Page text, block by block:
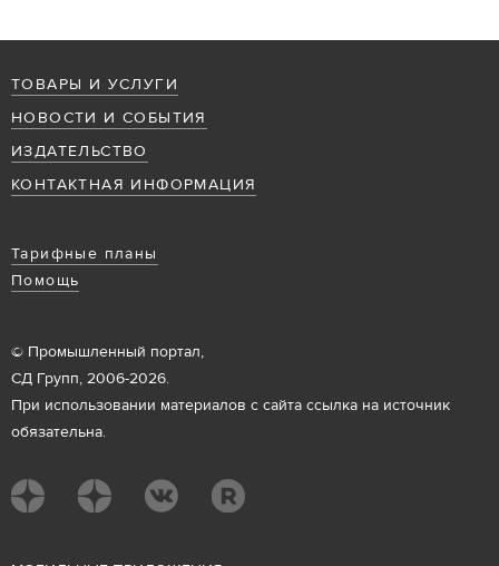
ТОВАРЫ И УСЛУГИ
НОВОСТИ И СОБЫТИЯ
ИЗДАТЕЛЬСТВО
КОНТАКТНАЯ ИНФОРМАЦИЯ
Тарифные планы
Помощь
© Промышленный портал,
СД Групп, 2006-2026.
При использовании материалов с сайта ссылка на источник
обязательна.